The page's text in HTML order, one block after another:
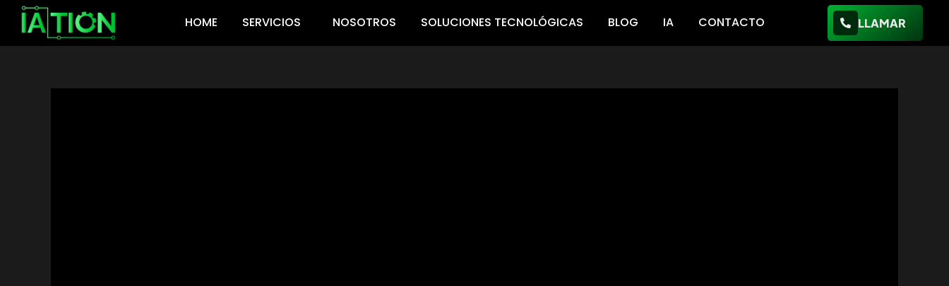
contenido
HOME SERVICIOS NOSOTROS SOLUCIONES TECNOLÓGICAS BLOG IA CONTACTO LLAMAR